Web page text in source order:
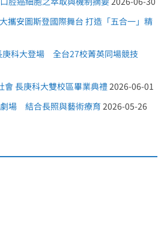
攜安圖斯登國際舞台 打造「五合一」精
庚科大登場 全台27校菁英同場競技
會 長庚科大雙校區畢業典禮2026-06-01
場 結合長照與藝術療育 2026-05-26